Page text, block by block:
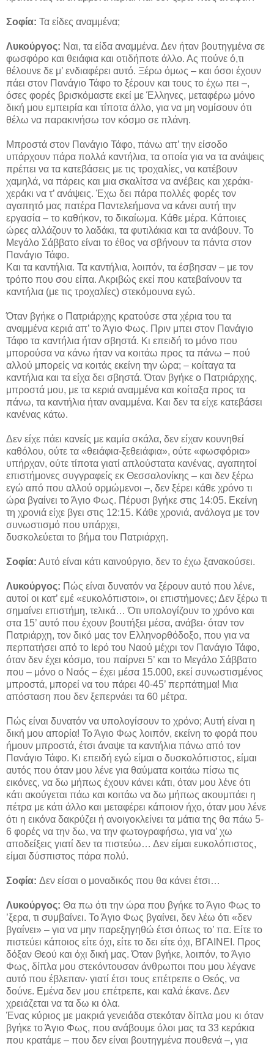
Σοφία: Τα είδες αναμμένα;
Λυκούργος: Ναι, τα είδα αναμμένα. Δεν ήταν βουτηγμένα σε
φωσφόρο και θειάφια και οτιδήποτε άλλο. Ας πούνε ό,τι
θέλουνε δε μ’ ενδιαφέρει αυτό. Ξέρω όμως – και όσοι έχουν
πάει στον Πανάγιο Τάφο το ξέρουν και τους το έχω πει –,
όσες φορές βρισκόμαστε εκεί με Έλληνες, μεταφέρω μόνο
δική μου εμπειρία και τίποτα άλλο, για να μη νομίσουν ότι
θέλω να παρακινήσω τον κόσμο σε πλάνη.
Μπροστά στον Πανάγιο Τάφο, πάνω απ’ την είσοδο
υπάρχουν πάρα πολλά καντήλια, τα οποία για να τα ανάψεις
πρέπει να τα κατεβάσεις με τις τροχαλίες, να κατέβουν
χαμηλά, να πάρεις και μια σκαλίτσα να ανέβεις και χεράκι-
χεράκι να τ’ ανάψεις. Έχω δει πάρα πολλές φορές τον
αγαπητό μας πατέρα Παντελεήμονα να κάνει αυτή την
εργασία – το καθήκον, το δικαίωμα. Κάθε μέρα. Κάποιες
ώρες αλλάζουν το λαδάκι, τα φυτιλάκια και τα ανάβουν. Το
Μεγάλο Σάββατο είναι το έθος να σβήνουν τα πάντα στον
Πανάγιο Τάφο.
Και τα καντήλια. Τα καντήλια, λοιπόν, τα έσβησαν – με τον
τρόπο που σου είπα. Ακριβώς εκεί που κατεβαίνουν τα
καντήλια (με τις τροχαλίες) στεκόμουνα εγώ.
Όταν βγήκε ο Πατριάρχης κρατούσε στα χέρια του τα
αναμμένα κεριά απ’ το Άγιο Φως. Πριν μπει στον Πανάγιο
Τάφο τα καντήλια ήταν σβηστά. Κι επειδή το μόνο που
μπορούσα να κάνω ήταν να κοιτάω προς τα πάνω – πού
αλλού μπορείς να κοιτάς εκείνη την ώρα; – κοίταγα τα
καντήλια και τα είχα δει σβηστά. Όταν βγήκε ο Πατριάρχης,
μπροστά μου, με τα κεριά αναμμένα και κοίταξα προς τα
πάνω, τα καντήλια ήταν αναμμένα. Και δεν τα είχε κατεβάσει
κανένας κάτω.
Δεν είχε πάει κανείς με καμία σκάλα, δεν είχαν κουνηθεί
καθόλου, ούτε τα «θειάφια-ξεθειάφια», ούτε «φωσφόρια»
υπήρχαν, ούτε τίποτα γιατί απλούστατα κανένας, αγαπητοί
επιστήμονες συγγραφείς εκ Θεσσαλονίκης – και δεν ξέρω
εγώ από που αλλού ορμώμενοι –, δεν ξέρει κάθε χρόνο τι
ώρα βγαίνει το Άγιο Φως. Πέρυσι βγήκε στις 14:05. Εκείνη
τη χρονιά είχε βγει στις 12:15. Κάθε χρονιά, ανάλογα με τον
συνωστισμό που υπάρχει,
δυσκολεύεται το βήμα του Πατριάρχη.
Σοφία: Αυτό είναι κάτι καινούργιο, δεν το έχω ξανακούσει.
Λυκούργος: Πώς είναι δυνατόν να ξέρουν αυτό που λένε,
αυτοί οι κατ’ εμέ «ευκολόπιστοι», οι επιστήμονες; Δεν ξέρω τι
σημαίνει επιστήμη, τελικά… Ότι υπολογίζουν το χρόνο και
στα 15’ αυτό που έχουν βουτήξει μέσα, ανάβει· όταν τον
Πατριάρχη, τον δικό μας τον Ελληνορθόδοξο, που για να
περπατήσει από το Ιερό του Ναού μέχρι τον Πανάγιο Τάφο,
όταν δεν έχει κόσμο, του παίρνει 5’ και το Μεγάλο Σάββατο
που – μόνο ο Ναός – έχει μέσα 15.000, εκεί συνωστισμένος
μπροστά, μπορεί να του πάρει 40-45’ περπάτημα! Μια
απόσταση που δεν ξεπερνάει τα 60 μέτρα.
Πώς είναι δυνατόν να υπολογίσουν το χρόνο; Αυτή είναι η
δική μου απορία! Το Άγιο Φως λοιπόν, εκείνη το φορά που
ήμουν μπροστά, έτσι άναψε τα καντήλια πάνω από τον
Πανάγιο Τάφο. Κι επειδή εγώ είμαι ο δυσκολόπιστος, είμαι
αυτός που όταν μου λένε για θαύματα κοιτάω πίσω τις
εικόνες, να δω μήπως έχουν κάνει κάτι, όταν μου λένε ότι
κάτι ακούγεται πάω και κοιτάω να δω μήπως ακουμπάει η
πέτρα με κάτι άλλο και μεταφέρει κάποιον ήχο, όταν μου λένε
ότι η εικόνα δακρύζει ή ανοιγοκλείνει τα μάτια της θα πάω 5-
6 φορές να την δω, να την φωτογραφήσω, για να’ χω
αποδείξεις γιατί δεν τα πιστεύω… Δεν είμαι ευκολόπιστος,
είμαι δύσπιστος πάρα πολύ.
Σοφία: Δεν είσαι ο μοναδικός που θα κάνει έτσι…
Λυκούργος: Θα πω ότι την ώρα που βγήκε το Άγιο Φως το
’ξερα, τι συμβαίνει. Το Άγιο Φως βγαίνει, δεν λέω ότι «δεν
βγαίνει» – για να μην παρεξηγηθώ έτσι όπως το’ πα. Είτε το
πιστεύει κάποιος είτε όχι, είτε το δει είτε όχι, ΒΓΑΙΝΕΙ. Προς
δόξαν Θεού και όχι δική μας. Όταν βγήκε, λοιπόν, το Άγιο
Φως, δίπλα μου στεκόντουσαν άνθρωποι που μου λέγανε
αυτό που έβλεπαν· γιατί έτσι τους επέτρεπε ο Θεός, να
δούνε. Εμένα δεν μου επέτρεπε, και καλά έκανε. Δεν
χρειάζεται να τα δω κι όλα.
Ένας κύριος με μακριά γενειάδα στεκόταν δίπλα μου κι όταν
βγήκε το Άγιο Φως, που ανάβουμε όλοι μας τα 33 κεράκια
που κρατάμε – που δεν είναι βουτηγμένα πουθενά –, για